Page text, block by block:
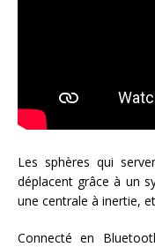
Les sphères qui
déplacent grâce à un
une centrale à inertie,
Connecté en